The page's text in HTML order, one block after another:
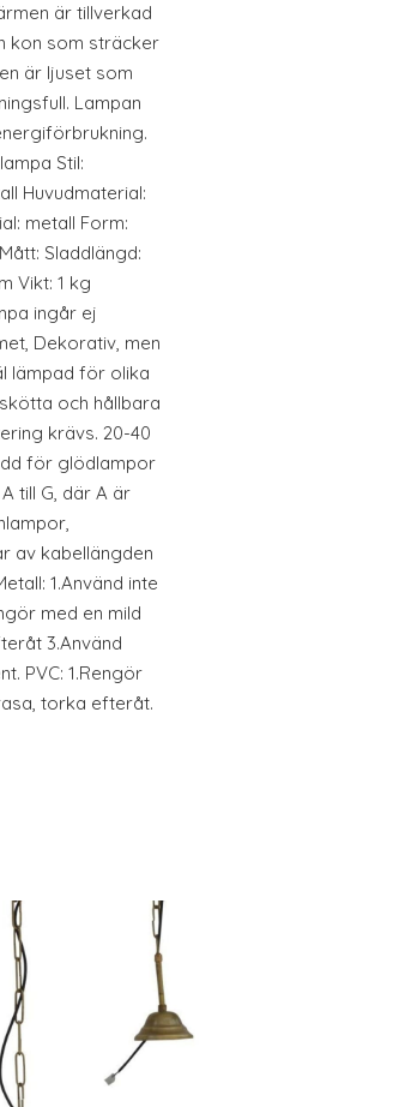
är tillverkad
kon som sträcker
är ljuset som
Lampan
Stil:
Huvudmaterial:
metall Form:
Sladdlängd:
Vikt: 1 kg
ingår ej
Dekorativ, men
lämpad för olika
och hållbara
krävs. 20-40
för glödlampor
till G, där A är
av kabellängden
1.Använd inte
med en mild
3.Använd
PVC: 1.Rengör
torka efteråt.